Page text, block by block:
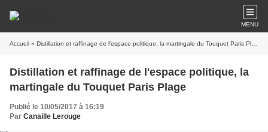
MENU
Accueil » Distillation et raffinage de l'espace politique, la martingale du Touquet Paris Plage
Distillation et raffinage de l'espace politique, la
martingale du Touquet Paris Plage
Publié le 10/05/2017 à 16:19
Par Canaille Lerouge